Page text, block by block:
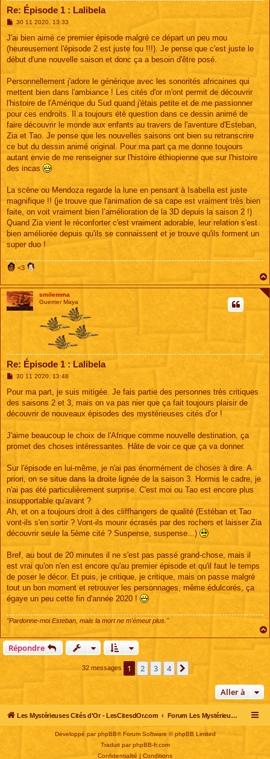
Re: Épisode 1 : Lalibela
M
s
a
g
30 11 2020, 13:33
J'ai bien aimé ce premier épisode malgré ce départ un peu mou
(heureusement l'épisode 2 est juste fou !!!). Je pense que c'est juste le
début d'une nouvelle saison et donc ça a besoin d'être posé.
Personnellement j'adore le générique avec les sonorités africaines qui
mettent bien dans l'ambiance ! Les cités d'or m'ont permit de découvrir
l'histoire de l'Amérique du Sud quand j'étais petite et de me passionner
pour ces endroits. Il a toujours été question dans ce dessin animé de
faire découvrir le monde aux enfants au travers de l'aventure d'Esteban,
Zia et Tao. Je pense que les nouvelles saisons ont bien su retranscrire
ce but du dessin animé original. Pour ma part ça me donne toujours
autant envie de me renseigner sur l'histoire éthiopienne que sur l'histoire
des incas
La scène ou Mendoza regarde la lune en pensant à Isabella est juste
magnifique !! (je trouve que l'animation de sa cape est vraiment très bien
faite, on voit vraiment bien l’amélioration de la 3D depuis la saison 2 !)
Quand Zia vient le réconforter c'est vraiment adorable, leur relation s'est
bien améliorée depuis qu'ils se connaissent et je trouve qu'ils forment un
super duo !
<3
smilemma
Guerrier Maya
Re: Épisode 1 : Lalibela
M
s
a
g
30 11 2020, 13:48
Pour ma part, je suis mitigée. Je fais partie des personnes très critiques
des saisons 2 et 3, mais on va pas nier que ça fait toujours plaisir de
découvrir de nouveaux épisodes des mystérieuses cités d'or !
J'aime beaucoup le choix de l'Afrique comme nouvelle destination, ça
promet des choses intéressantes. Hâte de voir ce que ça va donner.
Sur l'épisode en lui-même, je n'ai pas énormément de choses à dire. A
priori, on se situe dans la droite lignée de la saison 3. Hormis le cadre, je
n'ai pas été particulièrement surprise. C'est moi ou Tao est encore plus
insupportable qu'avant ?
Ah, et on a toujours droit à des cliffhangers de qualité (Estéban et Tao
vont-ils s'en sortir ? Vont-ils mourir écrasés par des rochers et laisser Zia
découvrir seule la 5ème cité ? Suspense, suspense...)
Bref, au bout de 20 minutes il ne s'est pas passé grand-chose, mais il
est vrai qu'on n'en est encore qu'au premier épisode et qu'il faut le temps
de poser le décor. Et puis, je critique, je critique, mais on passe malgré
tout un bon moment et retrouver les personnages, même édulcorés, ça
égaye un peu cette fin d'année 2020 !
"Pardonne-moi Esteban, mais la mort ne m'émeut plus."
Répondre
32 messages 1 2 3 4
Aller à
Les Mystérieuses Cités d'Or - LesCitesdOr.com Forum Les Mystérieuses Cités d'Or
Développé parphpBB® Forum Software © phpBB Limited
Traduit parphpBB-fr.com
Confidentialité
Conditions